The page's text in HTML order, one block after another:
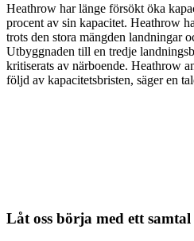
Heathrow har länge försökt öka
procent av sin kapacitet. Heathrow
trots den stora mängden landningar
Utbyggnaden till en tredje
kritiserats av närboende. Heathrow
följd av kapacitetsbristen, säger en
Låt oss börja med ett samtal